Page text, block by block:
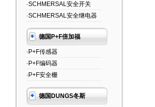
·SCHMERSAL安全开关
·SCHMERSAL安全继电器
德国P+F倍加福
·P+F传感器
·P+F编码器
·P+F安全栅
德国DUNGS冬斯